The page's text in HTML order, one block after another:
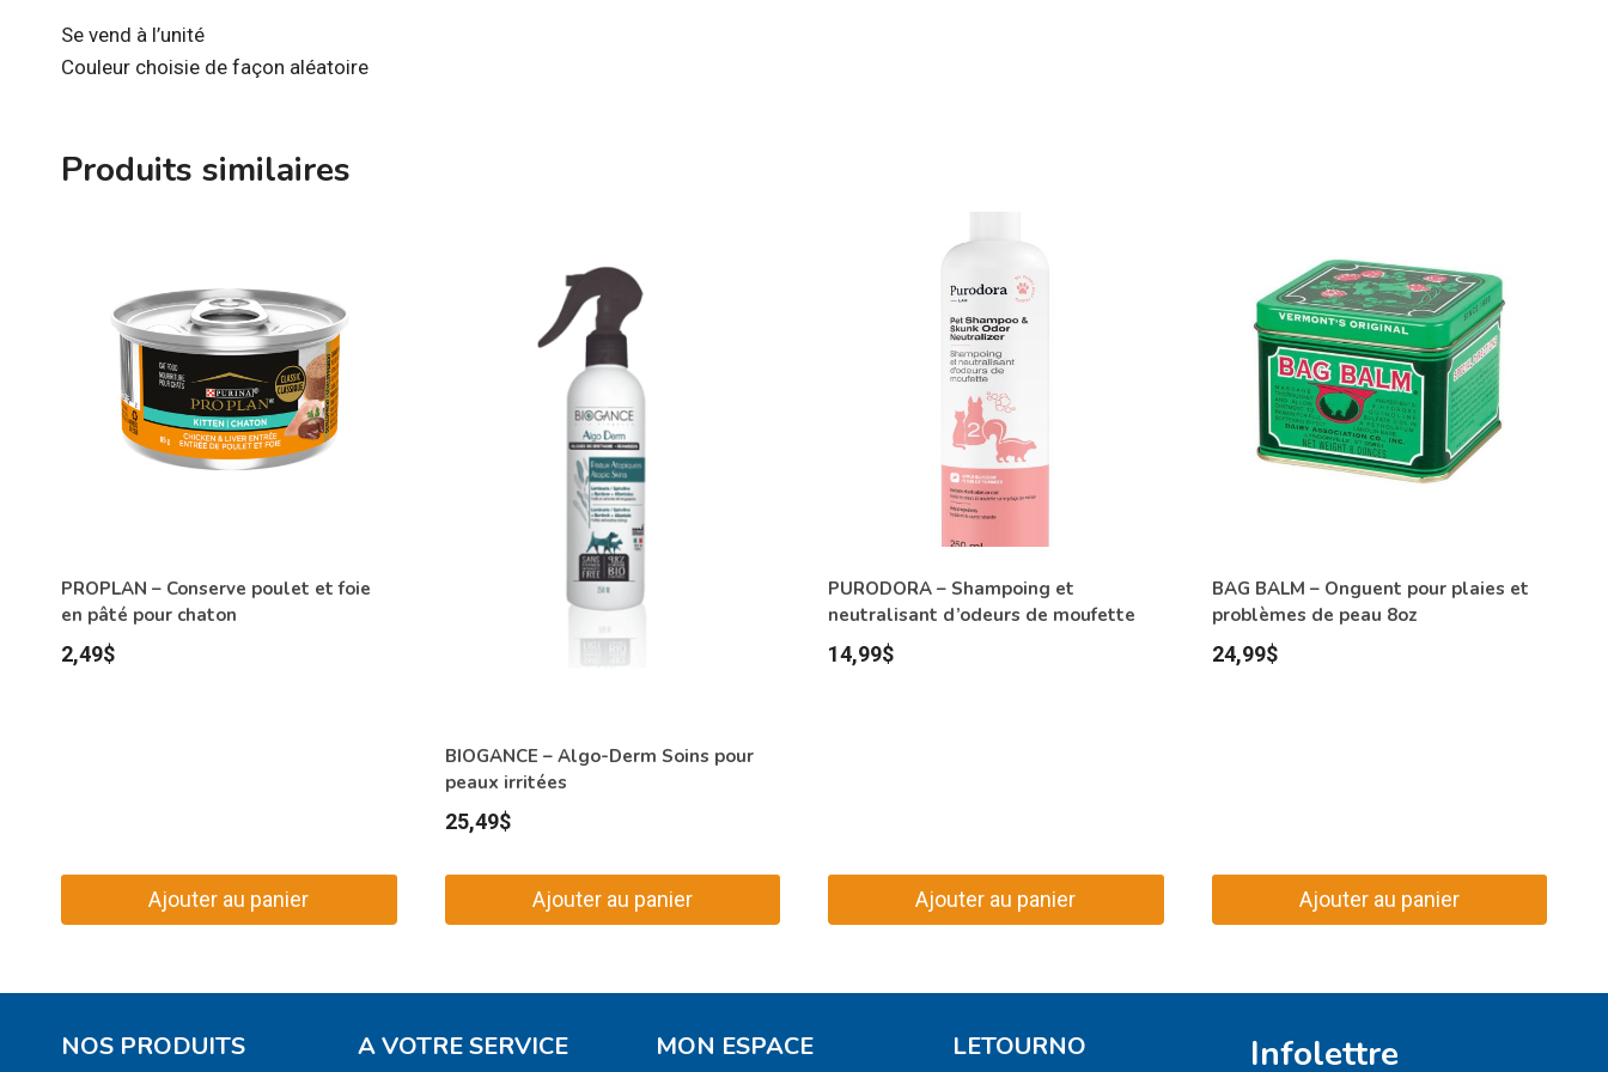
Se vend à l’unité
Couleur choisie de façon aléatoire
Produits similaires
PROPLAN – Conserve poulet et foie
en pâté pour chaton
2,49$
Ajouter au panier
BIOGANCE – Algo-Derm Soins pour
peaux irritées
25,49$
Ajouter au panier
PURODORA – Shampoing et
neutralisant d’odeurs de moufette
14,99$
Ajouter au panier
BAG BALM – Onguent pour plaies et
problèmes de peau 8oz
24,99$
Ajouter au panier
NOS PRODUITS A VOTRE SERVICE MON ESPACE LETOURNO Infolettre